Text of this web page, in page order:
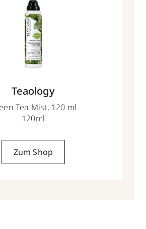
Teaology
Tea Mist, 120 ml
120ml
Zum Shop